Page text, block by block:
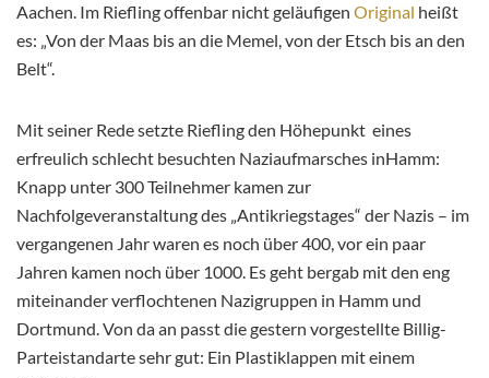
Aachen. Im Riefling offenbar nicht geläufigen Original heißt
es: „Von der Maas bis an die Memel, von der Etsch bis an den
Belt“.
Mit seiner Rede setzte Riefling den Höhepunkt eines
erfreulich schlecht besuchten Naziaufmarsches inHamm:
Knapp unter 300 Teilnehmer kamen zur
Nachfolgeveranstaltung des „Antikriegstages“ der Nazis – im
vergangenen Jahr waren es noch über 400, vor ein paar
Jahren kamen noch über 1000. Es geht bergab mit den eng
miteinander verflochtenen Nazigruppen in Hamm und
Dortmund. Von da an passt die gestern vorgestellte Billig-
Parteistandarte sehr gut: Ein Plastiklappen mit einem